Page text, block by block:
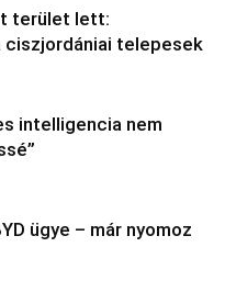
terület lett:
ciszjordániai telepesek
intelligencia nem
ügye – már nyomoz